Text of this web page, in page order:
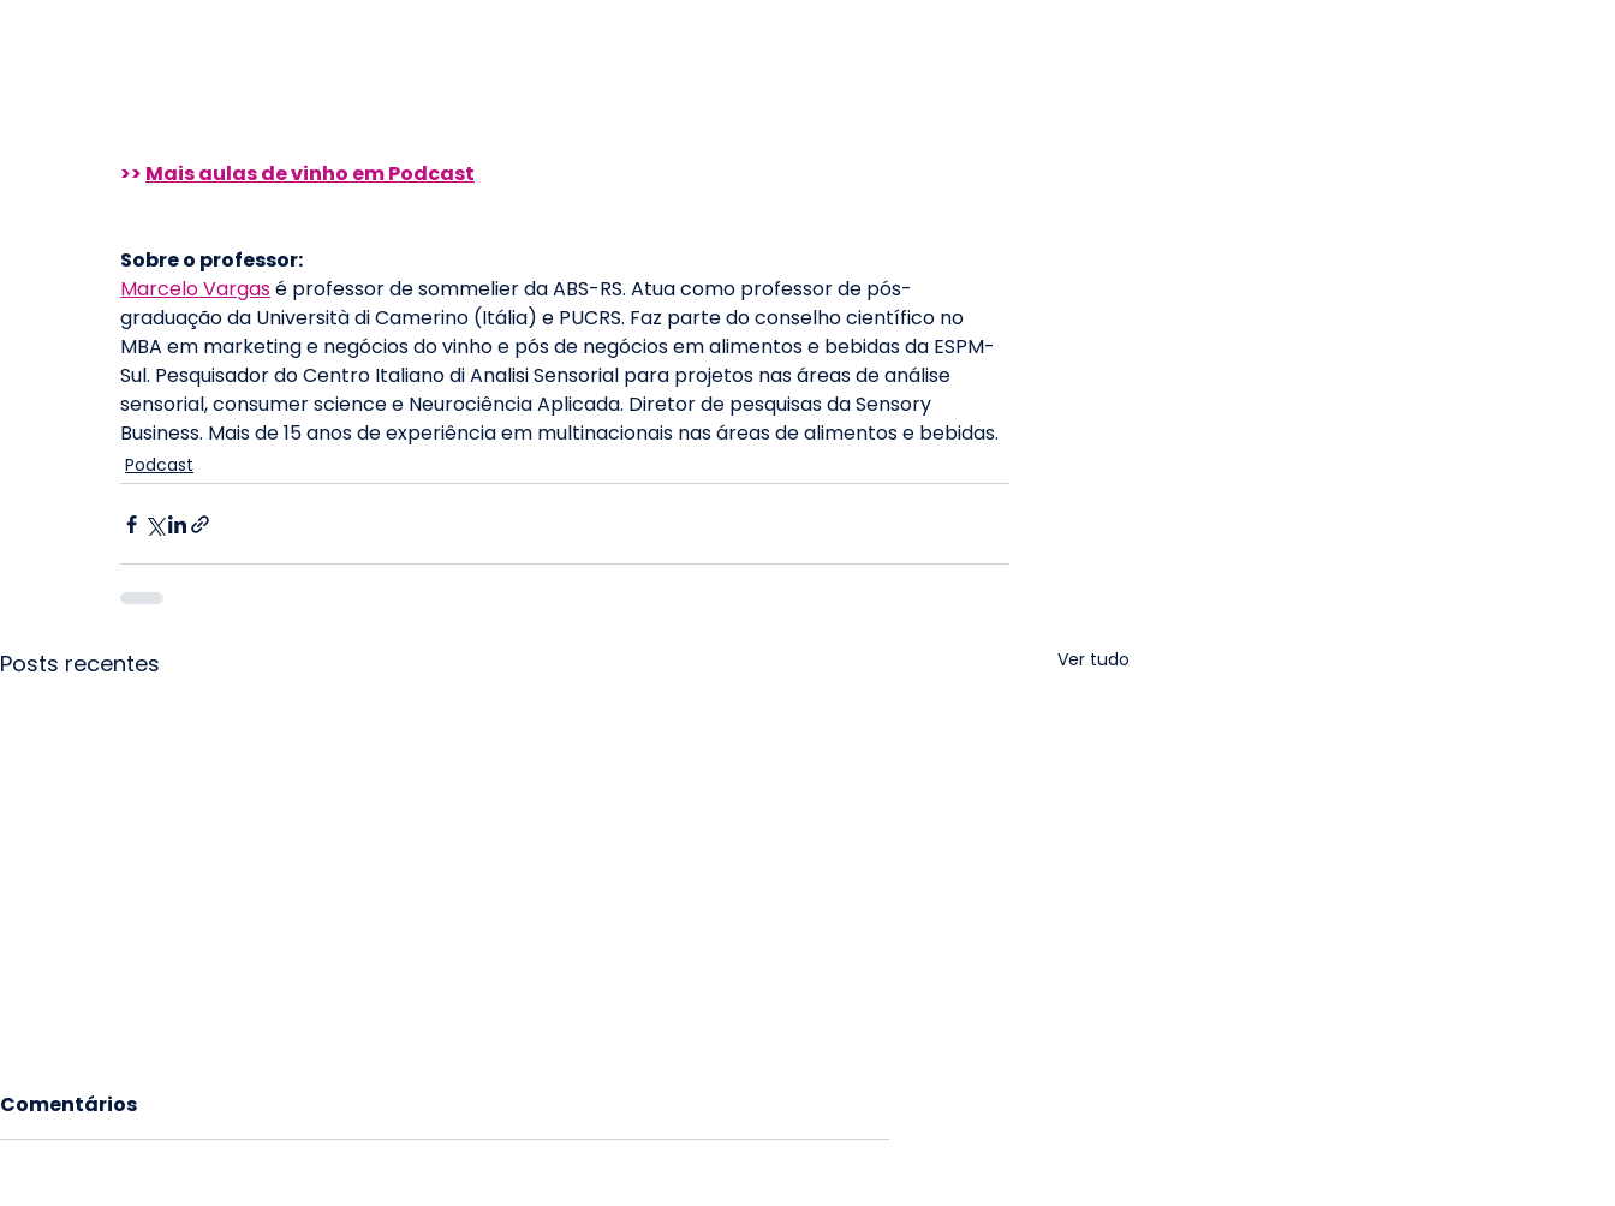
>> Mais aulas de vinho em Podcast
Sobre o professor:
Marcelo Vargas é professor de sommelier da ABS-RS. Atua como professor de pós-
graduação da Università di Camerino (Itália) e PUCRS. Faz parte do conselho científico no
MBA em marketing e negócios do vinho e pós de negócios em alimentos e bebidas da ESPM-
Sul. Pesquisador do Centro Italiano di Analisi Sensorial para projetos nas áreas de análise
sensorial, consumer science e Neurociência Aplicada. Diretor de pesquisas da Sensory
Business. Mais de 15 anos de experiência em multinacionais nas áreas de alimentos e bebidas.
Podcast
Posts recentes Ver tudo
Comentários